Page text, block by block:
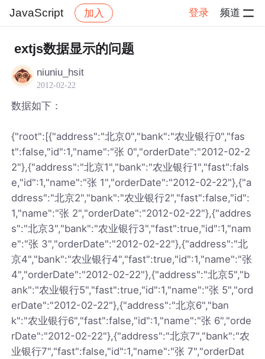
JavaScript 加入 登录 频道
社区 JavaScript 帖子详情
extjs数据显示的问题
niuniu_hsit
2012-02-22
数据如下：
{"root":[{"address":"北京0","bank":"农业银行0","fas
t":false,"id":1,"name":"张 0","orderDate":"2012-02-2
2"},{"address":"北京1","bank":"农业银行1","fast":fals
e,"id":1,"name":"张 1","orderDate":"2012-02-22"},{"a
ddress":"北京2","bank":"农业银行2","fast":false,"id":
1,"name":"张 2","orderDate":"2012-02-22"},{"addres
s":"北京3","bank":"农业银行3","fast":true,"id":1,"nam
e":"张 3","orderDate":"2012-02-22"},{"address":"北
京4","bank":"农业银行4","fast":true,"id":1,"name":"张
4","orderDate":"2012-02-22"},{"address":"北京5","b
ank":"农业银行5","fast":true,"id":1,"name":"张 5","ord
erDate":"2012-02-22"},{"address":"北京6","ban
k":"农业银行6","fast":false,"id":1,"name":"张 6","orde
rDate":"2012-02-22"},{"address":"北京7","bank":"农
业银行7","fast":false,"id":1,"name":"张 7","orderDat